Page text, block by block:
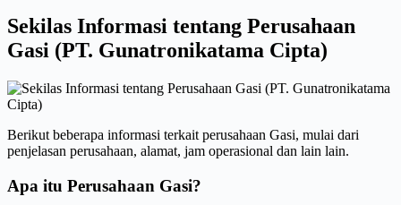
Sekilas Informasi tentang Perusahaan
Gasi (PT. Gunatronikatama Cipta)
Berikut beberapa informasi terkait perusahaan Gasi, mulai dari
penjelasan perusahaan, alamat, jam operasional dan lain lain.
Apa itu Perusahaan Gasi?